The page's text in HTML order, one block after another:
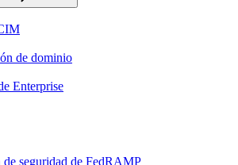
de dominio
Enterprise
seguridad de FedRAMP